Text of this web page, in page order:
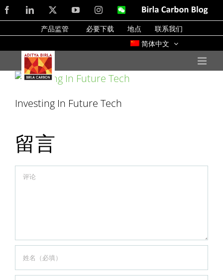
Skip
to
content
FacebookLinkedIn YouTubeInstagramWeChatBirla
Blog
产品监管 必要下载 地点
联系我们
简体中文
Investing In Future Tech
留言
Comment